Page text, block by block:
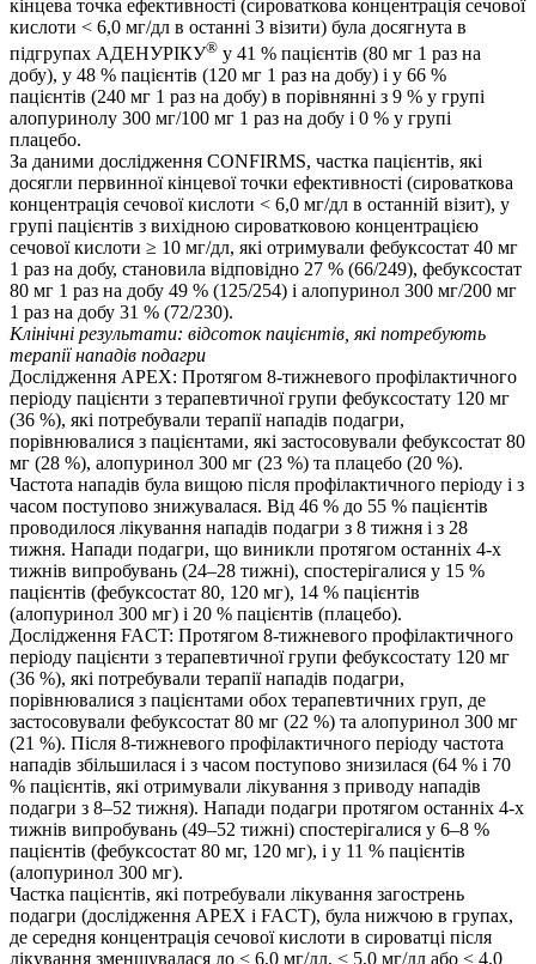
кінцева точка ефективності (сироваткова концентрація сечової
кислоти < 6,0 мг/дл в останні 3 візити) була досягнута в
підгрупах АДЕНУРІКУ® у 41 % пацієнтів (80 мг 1 раз на
добу), у 48 % пацієнтів (120 мг 1 раз на добу) і у 66 %
пацієнтів (240 мг 1 раз на добу) в порівнянні з 9 % у групі
алопуринолу 300 мг/100 мг 1 раз на добу і 0 % у групі
плацебо.
За даними дослідження CONFIRMS, частка пацієнтів, які
досягли первинної кінцевої точки ефективності (сироваткова
концентрація сечової кислоти < 6,0 мг/дл в останній візит), у
групі пацієнтів з вихідною сироватковою концентрацією
сечової кислоти ≥ 10 мг/дл, які отримували фебуксостат 40 мг
1 раз на добу, становила відповідно 27 % (66/249), фебуксостат
80 мг 1 раз на добу 49 % (125/254) і алопуринол 300 мг/200 мг
1 раз на добу 31 % (72/230).
Клінічні результати: відсоток пацієнтів, які потребують
терапії нападів подагри
Дослідження APEX: Протягом 8-тижневого профілактичного
періоду пацієнти з терапевтичної групи фебуксостату 120 мг
(36 %), які потребували терапії нападів подагри,
порівнювалися з пацієнтами, які застосовували фебуксостат 80
мг (28 %), алопуринол 300 мг (23 %) та плацебо (20 %).
Частота нападів була вищою після профілактичного періоду і з
часом поступово знижувалася. Від 46 % до 55 % пацієнтів
проводилося лікування нападів подагри з 8 тижня і з 28
тижня. Напади подагри, що виникли протягом останніх 4-х
тижнів випробувань (24–28 тижні), спостерігалися у 15 %
пацієнтів (фебуксостат 80, 120 мг), 14 % пацієнтів
(алопуринол 300 мг) і 20 % пацієнтів (плацебо).
Дослідження FACT: Протягом 8-тижневого профілактичного
періоду пацієнти з терапевтичної групи фебуксостату 120 мг
(36 %), які потребували терапії нападів подагри,
порівнювалися з пацієнтами обох терапевтичних груп, де
застосовували фебуксостат 80 мг (22 %) та алопуринол 300 мг
(21 %). Після 8-тижневого профілактичного періоду частота
нападів збільшилася і з часом поступово знизилася (64 % і 70
% пацієнтів, які отримували лікування з приводу нападів
подагри з 8–52 тижня). Напади подагри протягом останніх 4-х
тижнів випробувань (49–52 тижні) спостерігалися у 6–8 %
пацієнтів (фебуксостат 80 мг, 120 мг), і у 11 % пацієнтів
(алопуринол 300 мг).
Частка пацієнтів, які потребували лікування загострень
подагри (дослідження APEX і FACT), була нижчою в групах,
де середня концентрація сечової кислоти в сироватці після
лікування зменшувалася до < 6,0 мг/дл, < 5,0 мг/дл або < 4,0